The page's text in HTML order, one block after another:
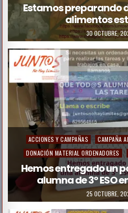
s
t
e
d
i
Estamos preparando
alimentos
30 OCTUBRE,
P
o
s
ACCIONES Y CAMPAÑAS
CAMPAÑA
DONACIÓN MATERIAL ORDENADORES
Hemos entregado un
alumna de 3º ESO
25 OCTUBRE,